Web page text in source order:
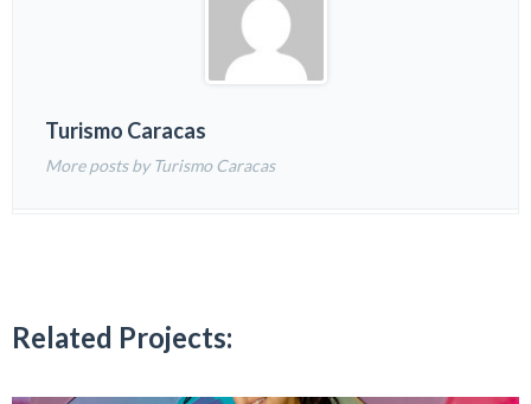
Turismo Caracas
More posts by Turismo Caracas
Related Projects: